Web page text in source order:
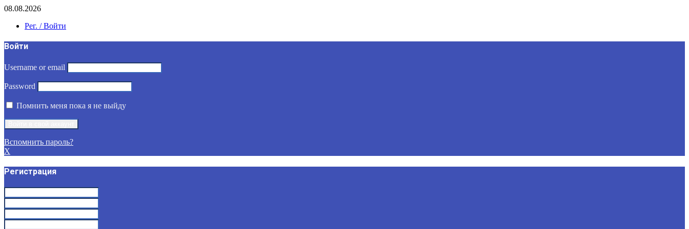
08.08.2026
Рег. / Войти
Войти
Username or email
Password
Помнить меня пока я не выйду
Вспомнить пароль?
X
Регистрация